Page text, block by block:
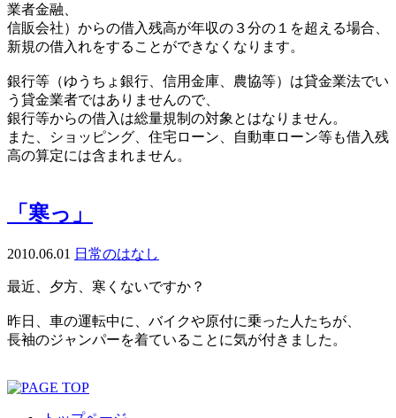
業者金融、
信販会社）からの借入残高が年収の３分の１を超える場合、
新規の借入れをすることができなくなります。
銀行等（ゆうちょ銀行、信用金庫、農協等）は貸金業法でい
う貸金業者ではありませんので、
銀行等からの借入は総量規制の対象とはなりません。
また、ショッピング、住宅ローン、自動車ローン等も借入残
高の算定には含まれません。
「寒っ」
2010.06.01 日常のはなし
最近、夕方、寒くないですか？
昨日、車の運転中に、バイクや原付に乗った人たちが、
長袖のジャンパーを着ていることに気が付きました。